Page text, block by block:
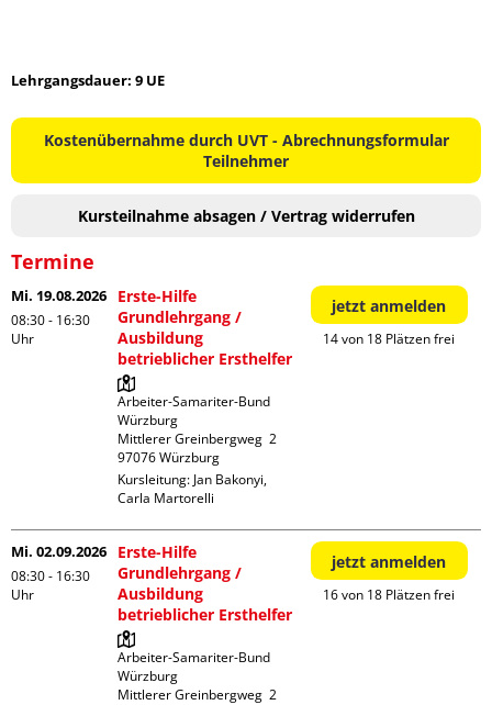
Lehrgangsdauer: 9 UE
Kostenübernahme durch UVT - Abrechnungsformular
Teilnehmer
Kursteilnahme absagen / Vertrag widerrufen
Termine
Mi. 19.08.2026
08:30 - 16:30
Uhr
Erste-Hilfe
Grundlehrgang /
Ausbildung
betrieblicher Ersthelfer
Arbeiter-Samariter-Bund
Würzburg
Mittlerer Greinbergweg  2
Kursleitung: Jan Bakonyi,
Carla Martorelli
jetzt anmelden
14 von 18 Plätzen frei
Mi. 02.09.2026
08:30 - 16:30
Uhr
Erste-Hilfe
Grundlehrgang /
Ausbildung
betrieblicher Ersthelfer
Arbeiter-Samariter-Bund
Würzburg
Mittlerer Greinbergweg  2
jetzt anmelden
16 von 18 Plätzen frei